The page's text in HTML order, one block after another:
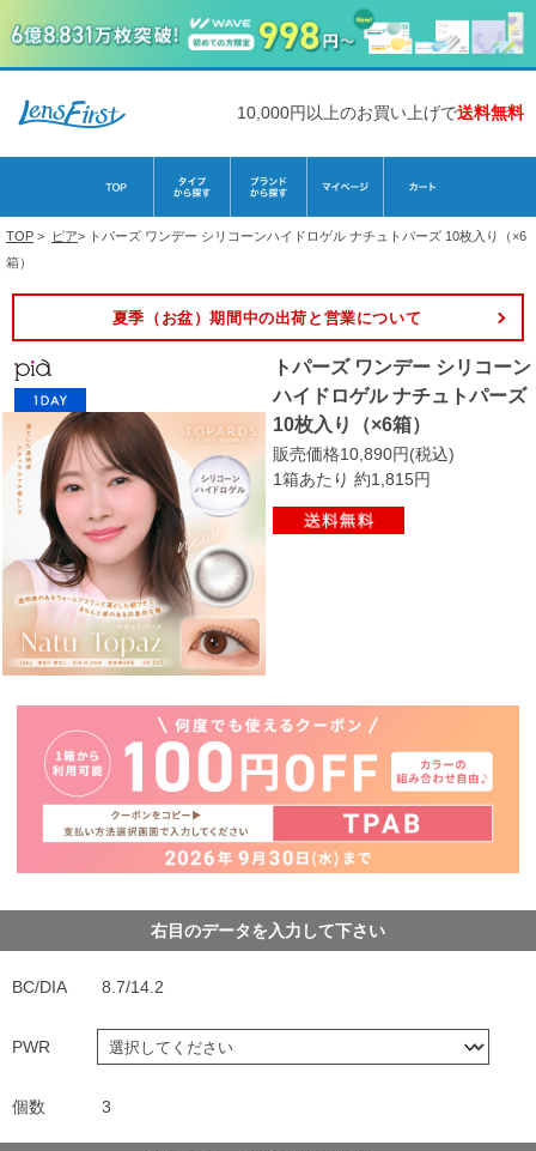
10,000円以上のお買い上げで送料無料
TOP > ピア> トパーズ ワンデー シリコーンハイドロゲル ナチュトパーズ 10枚入り（×6
箱）
夏季（お盆）期間中の出荷と営業について
トパーズ ワンデー シリコーン
ハイドロゲル ナチュトパーズ
10枚入り（×6箱）
販売価格10,890円(税込)
1箱あたり 約1,815円
右目のデータを入力して下さい
BC/DIA 8.7/14.2
PWR
個数 3